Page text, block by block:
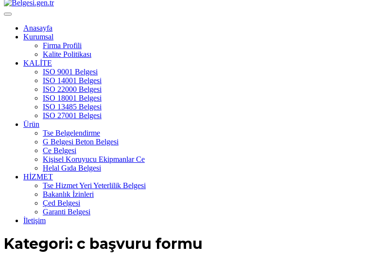
Anasayfa
Kurumsal
Firma Profili
Kalite Politikası
KALİTE
ISO 9001 Belgesi
ISO 14001 Belgesi
ISO 22000 Belgesi
ISO 18001 Belgesi
ISO 13485 Belgesi
ISO 27001 Belgesi
Ürün
Tse Belgelendirme
G Belgesi Beton Belgesi
Ce Belgesi
Kişisel Koruyucu Ekipmanlar Ce
Helal Gıda Belgesi
HİZMET
Tse Hizmet Yeri Yeterlilik Belgesi
Bakanlık İzinleri
Çed Belgesi
Garanti Belgesi
İletişim
Kategori: c başvuru formu